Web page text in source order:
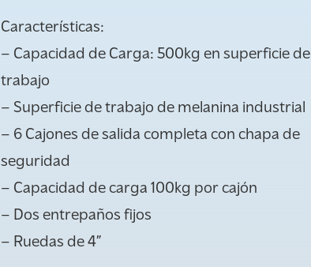
Características:
– Capacidad de Carga: 500kg en superficie de
trabajo
– Superficie de trabajo de melanina industrial
– 6 Cajones de salida completa con chapa de
seguridad
– Capacidad de carga 100kg por cajón
– Dos entrepaños fijos
– Ruedas de 4”